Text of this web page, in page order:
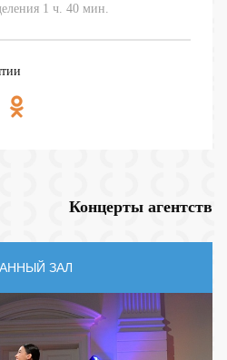
1 ч. 40 мин.
Концерты агентств
ЗАЛ